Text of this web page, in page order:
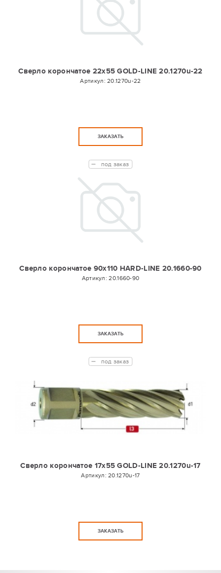
Сверло корончатое 22х55 GOLD-LINE 20.1270u-22
Артикул:20.1270u-22
ЗАКАЗАТЬ
Сверло корончатое 90х110 HARD-LINE 20.1660-90
Артикул:20.1660-90
под заказ
ЗАКАЗАТЬ
Сверло корончатое 17х55 GOLD-LINE 20.1270u-17
Артикул:20.1270u-17
под заказ
ЗАКАЗАТЬ